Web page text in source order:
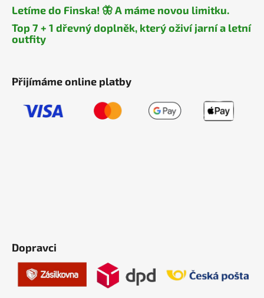
Letíme do Finska! 🦋 A máme novou limitku.
Top 7 + 1 dřevný doplněk, který oživí jarní a letní
outfity
Přijímáme online platby
Dopravci